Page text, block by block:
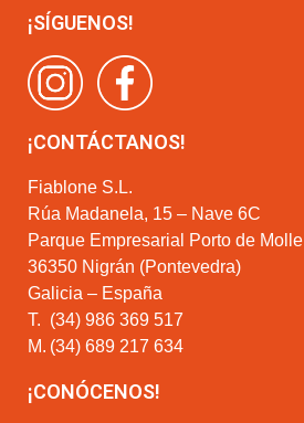
¡SÍGUENOS!
¡CONTÁCTANOS!
Fiablone S.L.
Rúa Madanela, 15 – Nave 6C
Parque Empresarial Porto de Molle
36350 Nigrán (Pontevedra)
Galicia – España
T. (34) 986 369 517
M. (34) 689 217 634
¡CONÓCENOS!